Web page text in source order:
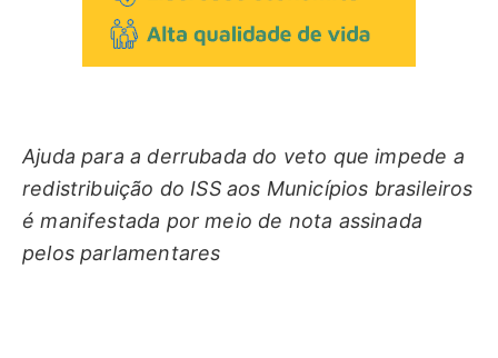
Ajuda para a derrubada do veto que impede a
redistribuição do ISS aos Municípios brasileiros
é manifestada por meio de nota assinada
pelos parlamentares